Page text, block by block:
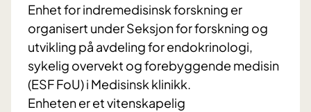
Enhet for indremedisinsk forskning er
organisert under Seksjon for forskning og
utvikling på avdeling for endokrinologi,
sykelig overvekt og forebyggende medisin
(ESF FoU) i Medisinsk klinikk.
Enheten er et vitenskapelig